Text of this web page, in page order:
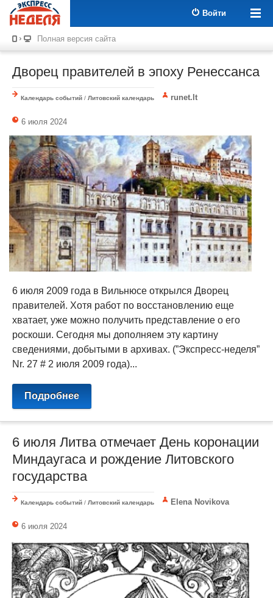
Войти
Полная версия сайта
Дворец правителей в эпоху Ренессанса
Календарь событий / Литовский календарь runet.lt
6 июля 2024
6 июля 2009 года в Вильнюсе открылся Дворец
правителей. Хотя работ по восстановлению еще
хватает, уже можно получить представление о его
роскоши. Сегодня мы дополняем эту картину
сведениями, добытыми в архивах. (”Экспресс-неделя”
Nr. 27 # 2 июля 2009 года)...
Подробнее
6 июля Литва отмечает День коронации
Миндаугаса и рождение Литовского
государства
Календарь событий / Литовский календарь Elena Novikova
6 июля 2024